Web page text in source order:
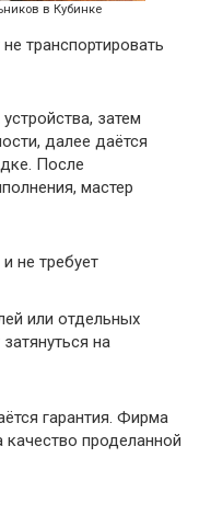
в Кубинке
транспортировать
затем
далее даётся
После
мастер
не требует
или отдельных
на
гарантия. Фирма
качество проделанной